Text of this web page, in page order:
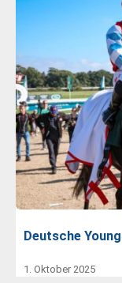
Deutsche
1. Oktober 2025